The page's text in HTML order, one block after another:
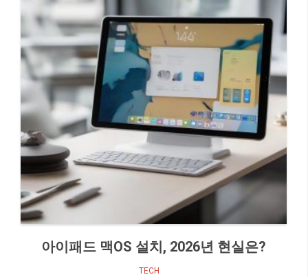
아이패드 맥OS 설치, 2026년 현실은?
TECH